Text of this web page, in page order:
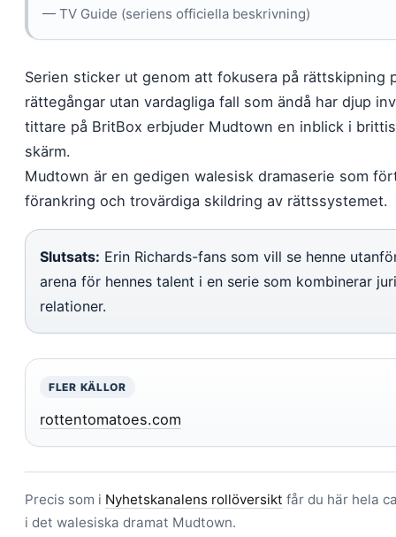
— TV Guide (seriens officiella beskrivning)
Serien sticker ut genom att fokusera på rättskipning
rättegångar utan vardagliga fall som ändå har djup
tittare på BritBox erbjuder Mudtown en inblick i
skärm.
Mudtown är en gedigen walesisk dramaserie som
förankring och trovärdiga skildring av rättssystemet.
Slutsats: Erin Richards-fans som vill se henne
arena för hennes talent i en serie som kombinerar
relationer.
FLER KÄLLOR
rottentomatoes.com
Precis som i Nyhetskanalens rollöversikt får du här hela
i det walesiska dramat Mudtown.